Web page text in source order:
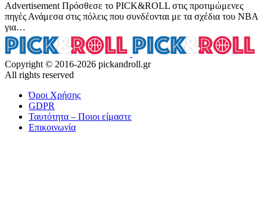
Advertisement Πρόσθεσε το PICK&ROLL στις προτιμώμενες
πηγές Ανάμεσα στις πόλεις που συνδέονται με τα σχέδια του NBA
για…
Copyright © 2016-2026 pickandroll.gr
All rights reserved
Όροι Χρήσης
GDPR
Ταυτότητα – Ποιοι είμαστε
Επικοινωνία